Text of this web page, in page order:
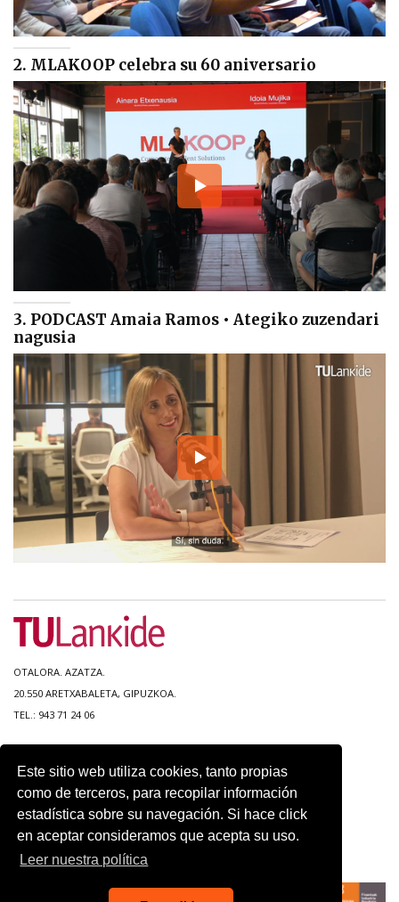
Este sitio web utiliza cookies, tanto propias
como de terceros, para recopilar información
estadística sobre su navegación. Si hace click
en aceptar consideramos que acepta su uso.
Leer nuestra política
2. MLAKOOP celebra su 60 aniversario
3. PODCAST Amaia Ramos • Ategiko zuzendari
nagusia
OTALORA. AZATZA.
20.550 ARETXABALETA, GIPUZKOA.
TEL.: 943 71 24 06
ACCESIBILIDAD
CONTACTO
AVISO LEGAL
POLITICA DE PRIVACIDAD
USO DE COOKIES